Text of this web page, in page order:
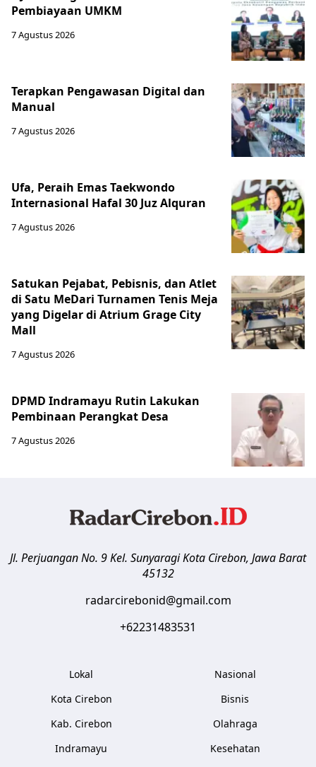
Pembiayaan UMKM
7 Agustus 2026
Terapkan Pengawasan Digital dan
Manual
7 Agustus 2026
Ufa, Peraih Emas Taekwondo
Internasional Hafal 30 Juz Alquran
7 Agustus 2026
Satukan Pejabat, Pebisnis, dan Atlet
di Satu MeDari Turnamen Tenis Meja
yang Digelar di Atrium Grage City
Mall
7 Agustus 2026
DPMD Indramayu Rutin Lakukan
Pembinaan Perangkat Desa
7 Agustus 2026
Jl. Perjuangan No. 9 Kel. SunyaragiKota Cirebon, Jawa Barat
45132
radarcirebonid@gmail.com
+62231483531
Lokal
Kota Cirebon
Kab. Cirebon
Indramayu
Nasional
Bisnis
Olahraga
Kesehatan